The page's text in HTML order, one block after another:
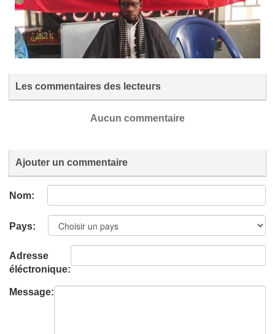
Les commentaires des lecteurs
Aucun commentaire
Ajouter un commentaire
Nom:
Pays:
Adresse
éléctronique:
Message: